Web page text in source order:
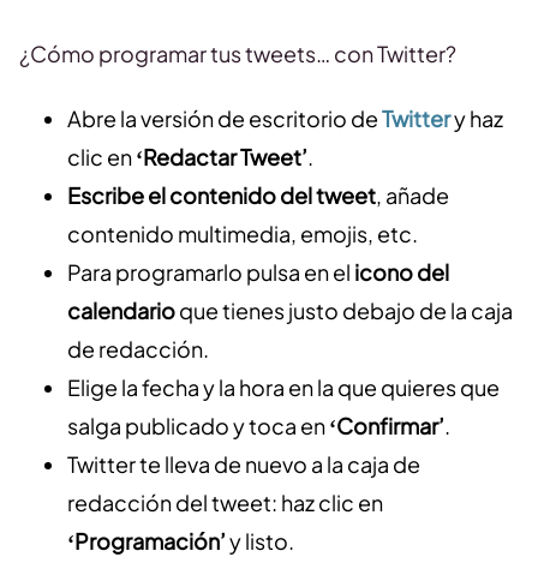
¿Cómo programar tus tweets… con Twitter?
Abre la versión de escritorio deTwittery haz
clic en‘Redactar Tweet’.
Escribe el contenido del tweet, añade
contenido multimedia, emojis, etc.
Para programarlo pulsa en el icono del
calendarioque tienes justo debajo de la caja
de redacción.
Elige la fecha y la hora en la que quieres que
salga publicado y toca en‘Confirmar’.
Twitter te lleva de nuevo a la caja de
redacción del tweet: haz clic en
‘Programación’y listo.